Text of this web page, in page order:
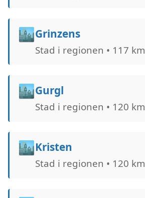
🏙️Grinzens
Stad i regionen • 117 km
🏙️Gurgl
Stad i regionen • 120 km
🏙️Kristen
Stad i regionen • 120 km